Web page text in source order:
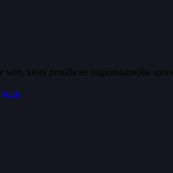
web, ktorý prináša tie najpodstatnejšie